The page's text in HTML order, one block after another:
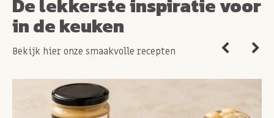
De lekkerste inspiratie voor
in de keuken
Bekijk hier onze smaakvolle recepten